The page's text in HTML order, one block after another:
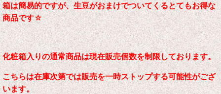
箱は簡易的ですが、生豆がおまけでついてくるとてもお得な
商品です☆
化粧箱入りの通常商品は現在販売個数を制限しております。
こちらは在庫次第では販売を一時ストップする可能性がござ
います。